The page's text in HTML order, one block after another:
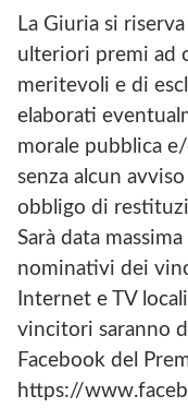
La Giuria si
ulteriori premi ad
meritevoli e di
elaborati
morale pubblica
senza alcun
obbligo di
Sarà data
nominativi dei
Internet e TV
vincitori saranno
Facebook del
https://